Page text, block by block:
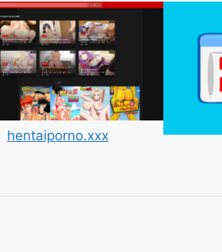
hentaiporno.xxx